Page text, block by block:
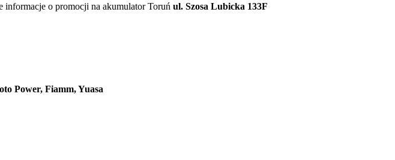
informacje o promocji na akumulator Toruń ul. Szosa Lubicka 133F
Power, Fiamm, Yuasa